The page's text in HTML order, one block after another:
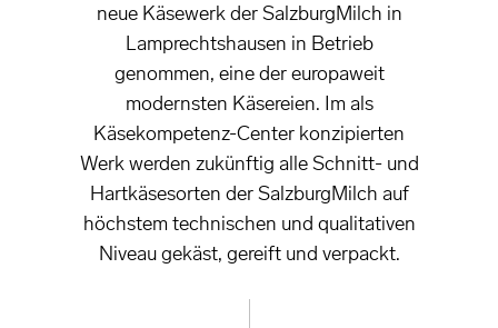
neue Käsewerk der SalzburgMilch in
Lamprechtshausen in Betrieb
genommen, eine der europaweit
modernsten Käsereien. Im als
Käsekompetenz-Center konzipierten
Werk werden zukünftig alle Schnitt- und
Hartkäsesorten der SalzburgMilch auf
höchstem technischen und qualitativen
Niveau gekäst, gereift und verpackt.